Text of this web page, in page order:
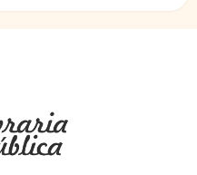
inesperado